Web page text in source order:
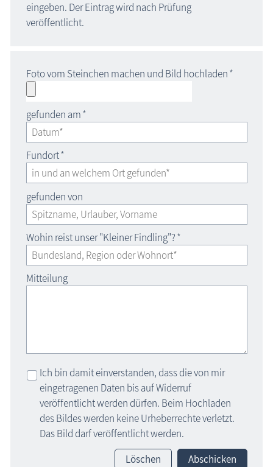
eingeben. Der Eintrag wird nach Prüfung
veröffentlicht.
Foto vom Steinchen machen und Bild hochladen*
gefunden am*
Fundort*
gefunden von
Wohin reist unser "Kleiner Findling"?*
Mitteilung
Ich bin damit einverstanden, dass die von mir
eingetragenen Daten bis auf Widerruf
veröffentlicht werden dürfen. Beim Hochladen
des Bildes werden keine Urheberrechte verletzt.
Das Bild darf veröffentlicht werden.
Löschen
Abschicken